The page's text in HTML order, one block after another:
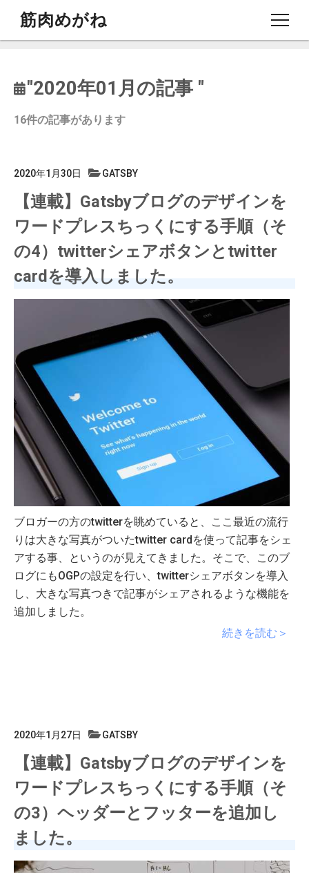
筋肉めがね
Profile
"2020年01 月の記事 "
16件の記事があります
2020年1月30日 GATSBY
【連載】Gatsbyブログのデザインを
ワードプレスちっくにする手順（そ
の4）twitterシェアボタンとtwitter
cardを導入しました。
ブロガーの方のtwitterを眺めていると、ここ最近の流行
りは大きな写真がついたtwitter cardを使って記事をシェ
アする事、というのが見えてきました。そこで、このブ
ログにもOGPの設定を行い、twitterシェアボタンを導入
し、大きな写真つきで記事がシェアされるような機能を
追加しました。
続きを読む＞
2020年1月27日 GATSBY
【連載】Gatsbyブログのデザインを
ワードプレスちっくにする手順（そ
の3）ヘッダーとフッターを追加し
ました。